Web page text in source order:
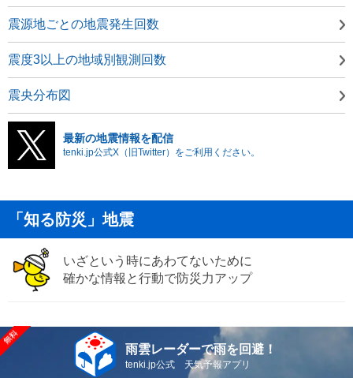
震源地ごとの地震発生回数
震度3以上の地域別観測回数
震央分布図
最新の地震情報を配信
tenki.jp公式X（旧Twitter）をご利用ください。
「知る防災」地震
いざという時にあわてないために
確かな情報と行動で防災力アップ
雨雲レーダーで雨を回避！
tenki.jp公式 天気予報アプリ